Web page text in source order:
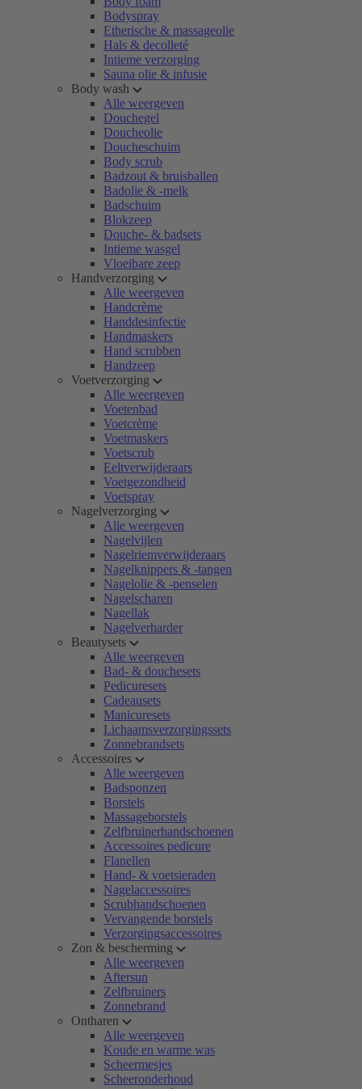
Bodyspray
Etherische & massageolie
Hals & decolleté
Intieme verzorging
Sauna olie & infusie
Body wash
Alle weergeven
Douchegel
Doucheolie
Doucheschuim
Body scrub
Badzout & bruisballen
Badolie & -melk
Badschuim
Blokzeep
Douche- & badsets
Intieme wasgel
Vloeibare zeep
Handverzorging
Alle weergeven
Handcrème
Handdesinfectie
Handmaskers
Hand scrubben
Handzeep
Voetverzorging
Alle weergeven
Voetenbad
Voetcrème
Voetmaskers
Voetscrub
Eeltverwijderaars
Voetgezondheid
Voetspray
Nagelverzorging
Alle weergeven
Nagelvijlen
Nagelriemverwijderaars
Nagelknippers & -tangen
Nagelolie & -penselen
Nagelscharen
Nagellak
Nagelverharder
Beautysets
Alle weergeven
Bad- & douchesets
Pedicuresets
Cadeausets
Manicuresets
Lichaamsverzorgingssets
Zonnebrandsets
Accessoires
Alle weergeven
Badsponzen
Borstels
Massageborstels
Zelfbruinerhandschoenen
Accessoires pedicure
Flanellen
Hand- & voetsieraden
Nagelaccessoires
Scrubhandschoenen
Vervangende borstels
Verzorgingsaccessoires
Zon & bescherming
Alle weergeven
Aftersun
Zelfbruiners
Zonnebrand
Ontharen
Alle weergeven
Koude en warme was
Scheermesjes
Scheeronderhoud